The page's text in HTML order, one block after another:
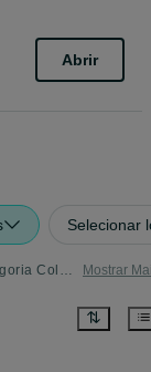
Abrir
Selecionar
postais em Portugal - tudo o que precisa na categoria Colecções - Antiguidades Mostrar